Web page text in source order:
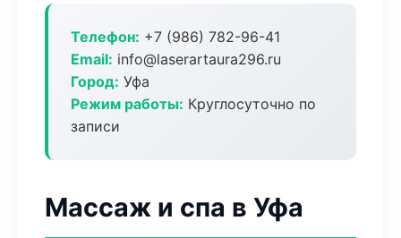
Телефон: +7 (986) 782-96-41
Email: info@laserartaura296.ru
Город: Уфа
Режим работы: Круглосуточно по
записи
Массаж и спа в Уфа